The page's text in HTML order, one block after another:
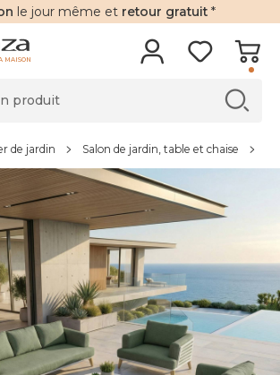
le jour même et retour gratuit *
MAISON
de jardin Salon de jardin, table et chaise